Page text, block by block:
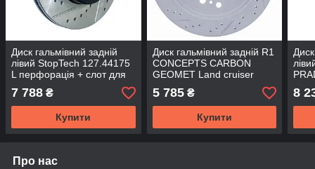
Диск гальмівний задній
лівий StopTech 127.44175
L перфорація + слот для
Land Cruiser PRADO 150
7 788 ₴
Купити
Диск гальмівний задній R1
CONCEPTS CARBON
GEOMET Land cruiser
PRADO 150/GX460
5 785₴
Купити
8
Про нас